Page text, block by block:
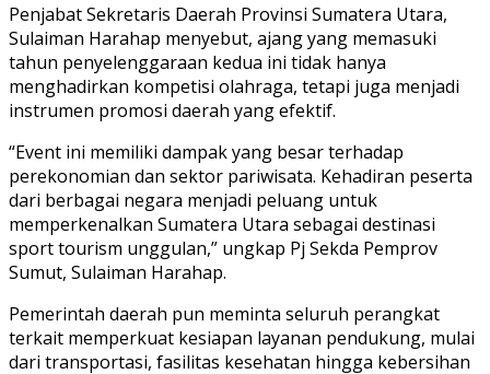
Penjabat Sekretaris Daerah Provinsi Sumatera Utara,
Sulaiman Harahap menyebut, ajang yang memasuki
tahun penyelenggaraan kedua ini tidak hanya
menghadirkan kompetisi olahraga, tetapi juga menjadi
instrumen promosi daerah yang efektif.
“Event ini memiliki dampak yang besar terhadap
perekonomian dan sektor pariwisata. Kehadiran peserta
dari berbagai negara menjadi peluang untuk
memperkenalkan Sumatera Utara sebagai destinasi
sport tourism unggulan,” ungkap Pj Sekda Pemprov
Sumut, Sulaiman Harahap.
Pemerintah daerah pun meminta seluruh perangkat
terkait memperkuat kesiapan layanan pendukung, mulai
dari transportasi, fasilitas kesehatan hingga kebersihan